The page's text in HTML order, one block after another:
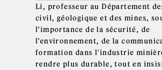
Li, professeur au Département
civil, géologique et des mines,
l'importance de la sécurité, de
l'environnement, de la
formation dans l'industrie
rendre plus durable, tout en